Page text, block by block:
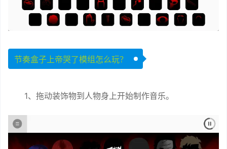
节奏盒子上帝哭了模组怎么玩？
1、拖动装饰物到人物身上开始制作音乐。